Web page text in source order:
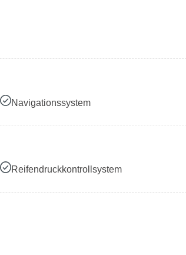
Navigationssystem
Reifendruckkontrollsystem